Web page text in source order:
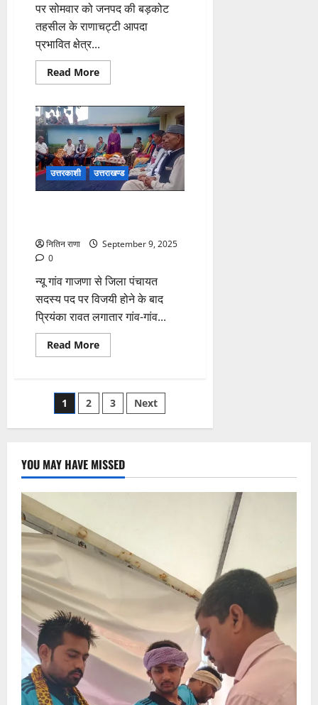
पर सोमवार को जनपद की बड़कोट
तहसील के राणाचट्टी आपदा
प्रभावित क्षेत्र...
Read MoreRead
more
को
स्वास्थ्य
सेवाएं
पहुंचाने
के
लिए
प्रशासन
की
उत्तरकाशी उत्तराखण्ड
नितिन राणा
September 9, 2025
0
न्यू गांव गाजणा से जिला पंचायत
सदस्य पद पर विजयी होने के बाद
प्रियंका रावत लगातार गांव-गांव...
Read MoreRead
more
प्रियंका
बताया
प्रतीक
Posts
pagination
1 2 3 Next
YOU MAY HAVE MISSED